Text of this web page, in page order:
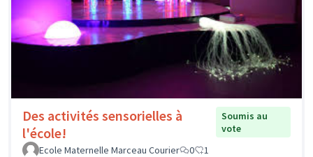
Des activités sensorielles à
l'école!
Soumis au
vote
Ecole Maternelle Marceau Courier
0 1